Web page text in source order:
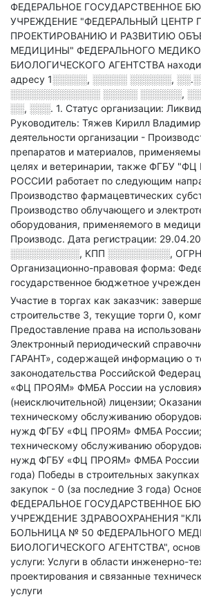
ФЕДЕРАЛЬНОЕ ГОСУДАРСТВЕННОЕ
УЧРЕЖДЕНИЕ "ФЕДЕРАЛЬНЫЙ ЦЕНТР
ПРОЕКТИРОВАНИЮ И РАЗВИТИЮ
МЕДИЦИНЫ" ФЕДЕРАЛЬНОГО
БИОЛОГИЧЕСКОГО АГЕНТСТВА
адресу 1░░░░░, ░░░░░ ░░░░░░,
░░░░░░░░░░░░░ ░░░░░ ░░░░░░,
░░, ░░░. 1. Статус организации:
Руководитель: Тяжев Кирилл
деятельности организации -
препаратов и материалов,
целях и ветеринарии, также ФГБУ
РОССИИ работает по следующим
Производство фармацевтических
Производство облучающего и
оборудования, применяемого в
Производс. Дата регистрации:
░░░░░░░░░░, КПП ░░░░░░░░░, ОГРН
Организационно-правовая форма:
государственное бюджетное
Участие в торгах как заказчик:
строительстве 3, текущие торги 0,
Предоставление права на
Электронный периодический
ГАРАНТ», содержащей информацию о
законодательства Российской
«ФЦ ПРОЯМ» ФМБА России на
(неисключительной) лицензии;
техническому обслуживанию
нужд ФГБУ «ФЦ ПРОЯМ» ФМБА России;
техническому обслуживанию
нужд ФГБУ «ФЦ ПРОЯМ» ФМБА России
года) Победы в строительных закупках
закупок - 0 (за последние 3 года)
ФЕДЕРАЛЬНОЕ ГОСУДАРСТВЕННОЕ
УЧРЕЖДЕНИЕ ЗДРАВООХРАНЕНИЯ
БОЛЬНИЦА № 50 ФЕДЕРАЛЬНОГО
БИОЛОГИЧЕСКОГО АГЕНТСТВА",
услуги: Услуги в области инженерно-
проектирования и связанные
услуги